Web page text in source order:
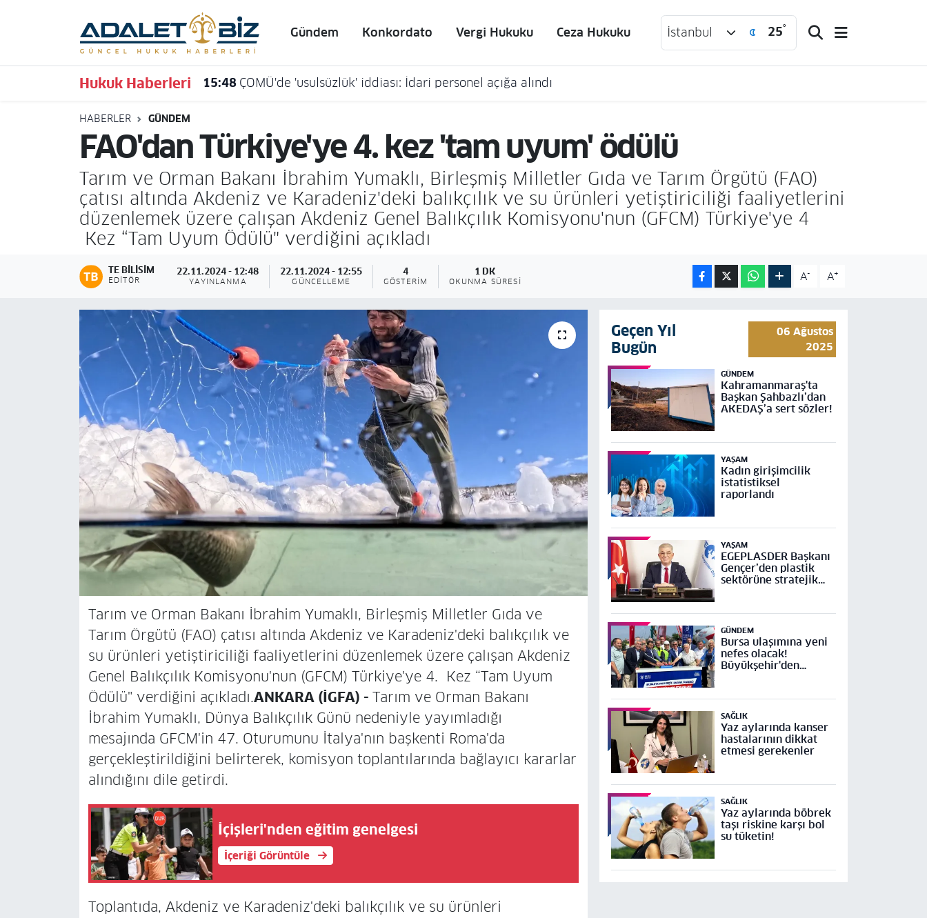
Gündem Konkordato Vergi Hukuku Ceza Hukuku İstanbul 25°
Hukuk Haberleri 15:48 ÇOMÜ'de 'usulsüzlük' iddiası: İdari personel açığa alındı
HABERLER GÜNDEM
FAO'dan Türkiye'ye 4. kez 'tam uyum' ödülü
Tarım ve Orman Bakanı İbrahim Yumaklı, Birleşmiş Milletler Gıda ve Tarım Örgütü (FAO)
çatısı altında Akdeniz ve Karadeniz'deki balıkçılık ve su ürünleri yetiştiriciliği faaliyetlerini
düzenlemek üzere çalışan Akdeniz Genel Balıkçılık Komisyonu'nun (GFCM) Türkiye'ye 4
Kez “Tam Uyum Ödülü" verdiğini açıkladı
TE BILISIM
EDITÖR
22.11.2024 - 12:48
YAYINLANMA
22.11.2024 - 12:55
GÜNCELLEME
4
GÖSTERIM
1 DK
OKUNMA SÜRESI A- A+
Tarım ve Orman Bakanı İbrahim Yumaklı, Birleşmiş Milletler Gıda ve
Tarım Örgütü (FAO) çatısı altında Akdeniz ve Karadeniz'deki balıkçılık ve
su ürünleri yetiştiriciliği faaliyetlerini düzenlemek üzere çalışan Akdeniz
Genel Balıkçılık Komisyonu'nun (GFCM) Türkiye'ye 4. Kez “Tam Uyum
Ödülü" verdiğini açıkladı.ANKARA (İGFA) - Tarım ve Orman Bakanı
İbrahim Yumaklı, Dünya Balıkçılık Günü nedeniyle yayımladığı
mesajında GFCM'in 47. Oturumunu İtalya'nın başkenti Roma'da
gerçekleştirildiğini belirterek, komisyon toplantılarında bağlayıcı kararlar
alındığını dile getirdi.
İçişleri'nden eğitim genelgesi
İçeriği Görüntüle
Toplantıda, Akdeniz ve Karadeniz'deki balıkçılık ve su ürünleri
Geçen Yıl
Bugün
06 Ağustos
2025
GÜNDEM
Kahramanmaraş'ta
Başkan Şahbazlı’dan
AKEDAŞ’a sert sözler!
YAŞAM
Kadın girişimcilik
istatistiksel
raporlandı
YAŞAM
EGEPLASDER Başkanı
Gençer’den plastik
sektörüne stratejik
GÜNDEM
Bursa ulaşımına yeni
nefes olacak!
Büyükşehir'den
Projesi’ne temel
SAĞLIK
Yaz aylarında kanser
hastalarının dikkat
etmesi gerekenler
SAĞLIK
Yaz aylarında böbrek
taşı riskine karşı bol
su tüketin!
Hava Durumu
Trafik Durumu
Süper Lig Puan Durumu ve Fikstür
Tüm Manşetler
Son Dakika Haberleri
Haber Arşivi